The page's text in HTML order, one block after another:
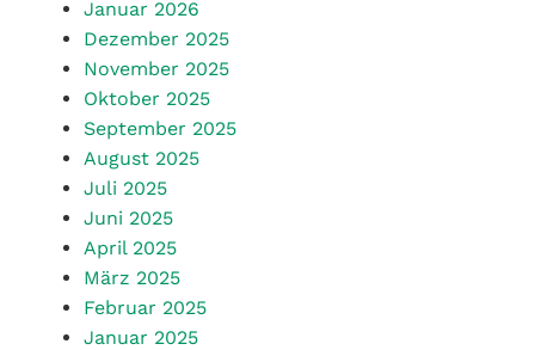
Dezember 2025
November 2025
Oktober 2025
September 2025
August 2025
Juli 2025
Juni 2025
April 2025
März 2025
Februar 2025
Januar 2025
Dezember 2024